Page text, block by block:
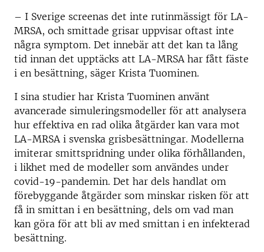
– I Sverige screenas det inte rutinmässigt för LA-
MRSA, och smittade grisar uppvisar oftast inte
några symptom. Det innebär att det kan ta lång
tid innan det upptäcks att LA-MRSA har fått fäste
i en besättning, säger Krista Tuominen.
I sina studier har Krista Tuominen använt
avancerade simuleringsmodeller för att analysera
hur effektiva en rad olika åtgärder kan vara mot
LA-MRSA i svenska grisbesättningar. Modellerna
imiterar smittspridning under olika förhållanden,
i likhet med de modeller som användes under
covid-19-pandemin. Det har dels handlat om
förebyggande åtgärder som minskar risken för att
få in smittan i en besättning, dels om vad man
kan göra för att bli av med smittan i en infekterad
besättning.